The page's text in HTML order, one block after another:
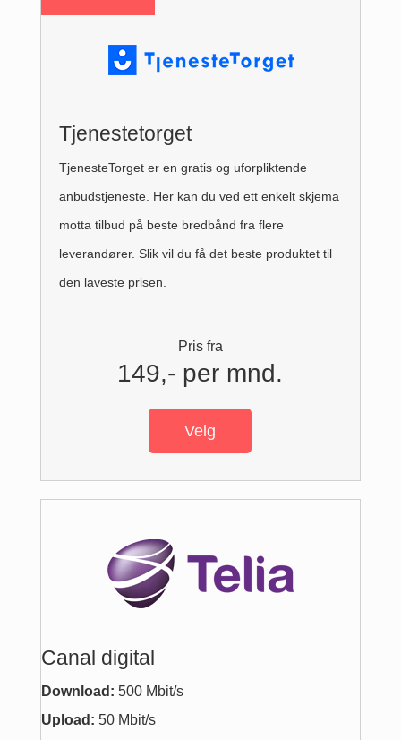
Tjenestetorget
TjenesteTorget er en gratis og uforpliktende
anbudstjeneste. Her kan du ved ett enkelt skjema
motta tilbud på beste bredbånd fra flere
leverandører. Slik vil du få det beste produktet til
den laveste prisen.
Pris fra
149,- per mnd.
Velg
Canal digital
Download: 500 Mbit/s
Upload: 50 Mbit/s